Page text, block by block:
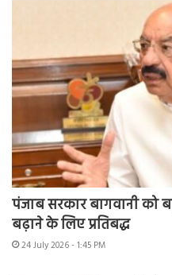
पंजाब सरकार बागवानी को
बढ़ाने के लिए प्रतिबद्ध
24 July 2026 - 1:45 PM